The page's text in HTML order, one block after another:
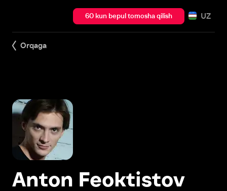
60 kun bepul tomosha qilish UZ
Orqaga
Anton Feoktistov